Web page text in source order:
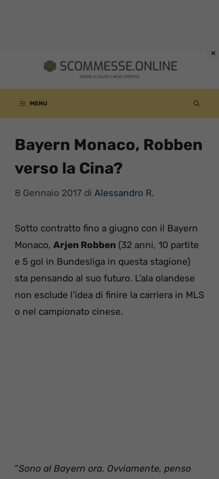
contenuto
MENU
Bayern Monaco, Robben
verso la Cina?
8 Gennaio 2017 di Alessandro R.
Sotto contratto fino a giugno con il Bayern
Monaco, Arjen Robben (32 anni, 10 partite
e 5 gol in Bundesliga in questa stagione)
sta pensando al suo futuro. L’ala olandese
non esclude l’idea di finire la carriera in MLS
o nel campionato cinese.
“Sono al Bayern ora. Ovviamente, penso